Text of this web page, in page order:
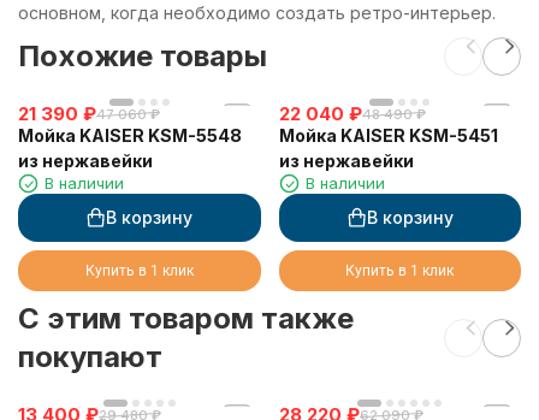
основном, когда необходимо создать ретро-интерьер.
Похожие товары
21 390 ₽47 060 ₽
Мойка KAISER KSM-5548
из нержавейки
В наличии
В корзину
Купить в 1 клик
22 040 ₽48 490 ₽
Мойка KAISER KSM-5451
из нержавейки
В наличии
В корзину
Купить в 1 клик
C этим товаром также
покупают
13 400 ₽29 480 ₽ 28 220 ₽62 090 ₽